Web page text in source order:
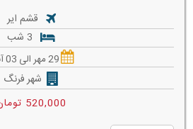
قشم ایر
29 مهر الی 03 آبان
شهر فرنگ
520,000 تومان